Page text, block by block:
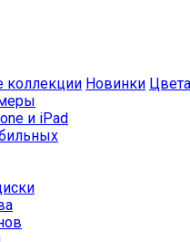
коллекции Новинки Цвета
и iPad